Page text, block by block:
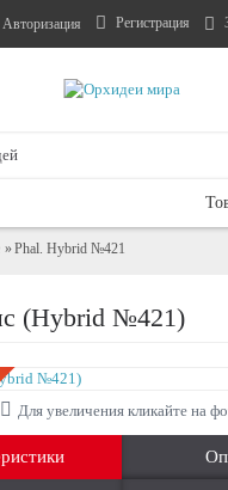
Авторизация Регистрация
Phal. Hybrid №421
(Hybrid №421)
Для увеличения кликайте на